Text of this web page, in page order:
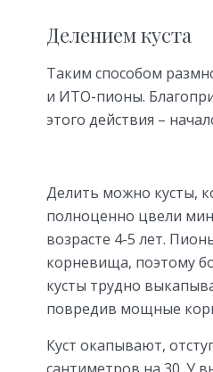
Делением куста
Таким способом
и ИТО-пионы.
этого действия –
Делить можно кусты,
полноценно цвели
возрасте 4-5 лет.
корневища, поэтому
кусты трудно
повредив мощные
Куст окапывают,
сантиметров на 30. У